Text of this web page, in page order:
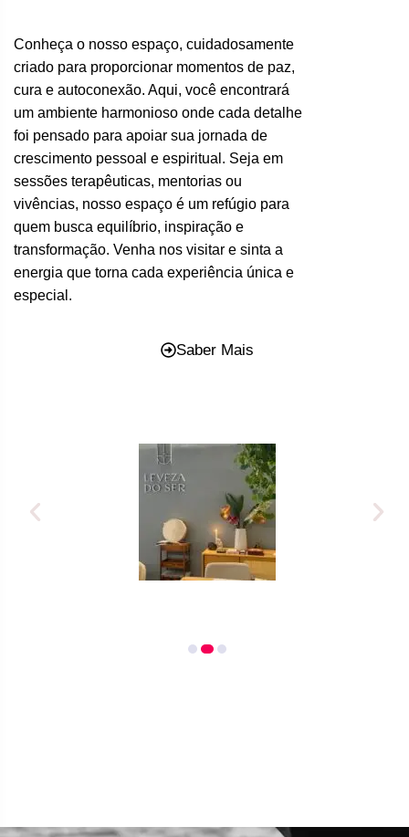
Conheça o nosso espaço, cuidadosamente
criado para proporcionar momentos de paz,
cura e autoconexão. Aqui, você encontrará
um ambiente harmonioso onde cada detalhe
foi pensado para apoiar sua jornada de
crescimento pessoal e espiritual. Seja em
sessões terapêuticas, mentorias ou
vivências, nosso espaço é um refúgio para
quem busca equilíbrio, inspiração e
transformação. Venha nos visitar e sinta a
energia que torna cada experiência única e
especial.
Saber Mais